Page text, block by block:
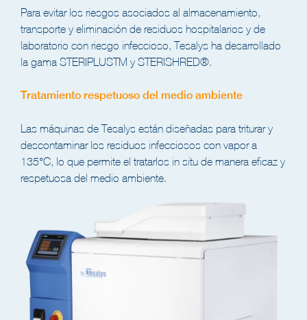
Para evitar los riesgos asociados al almacenamiento,
transporte y eliminación de residuos hospitalarios y de
laboratorio con riesgo infeccioso, Tesalys ha desarrollado
la gama STERIPLUSTM y STERISHRED®.
Tratamiento respetuoso del medio ambiente
Las máquinas de Tesalys están diseñadas para triturar y
descontaminar los residuos infecciosos con vapor a
135°C, lo que permite el tratarlos in situ de manera eficaz y
respetuosa del medio ambiente.